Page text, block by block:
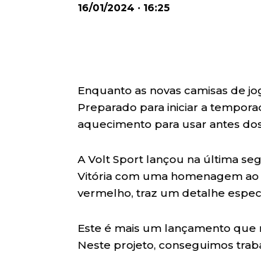
16/01/2024 · 16:25
Enquanto as novas camisas de
Preparado para iniciar a
aquecimento para usar antes
A Volt Sport lançou na última
Vitória com uma homenagem
vermelho, traz um detalhe
Este é mais um lançamento
Neste projeto, conseguimos